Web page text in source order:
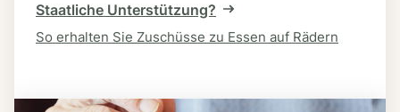
Staatliche Unterstützung?
So erhalten Sie Zuschüsse zu Essen auf Rädern